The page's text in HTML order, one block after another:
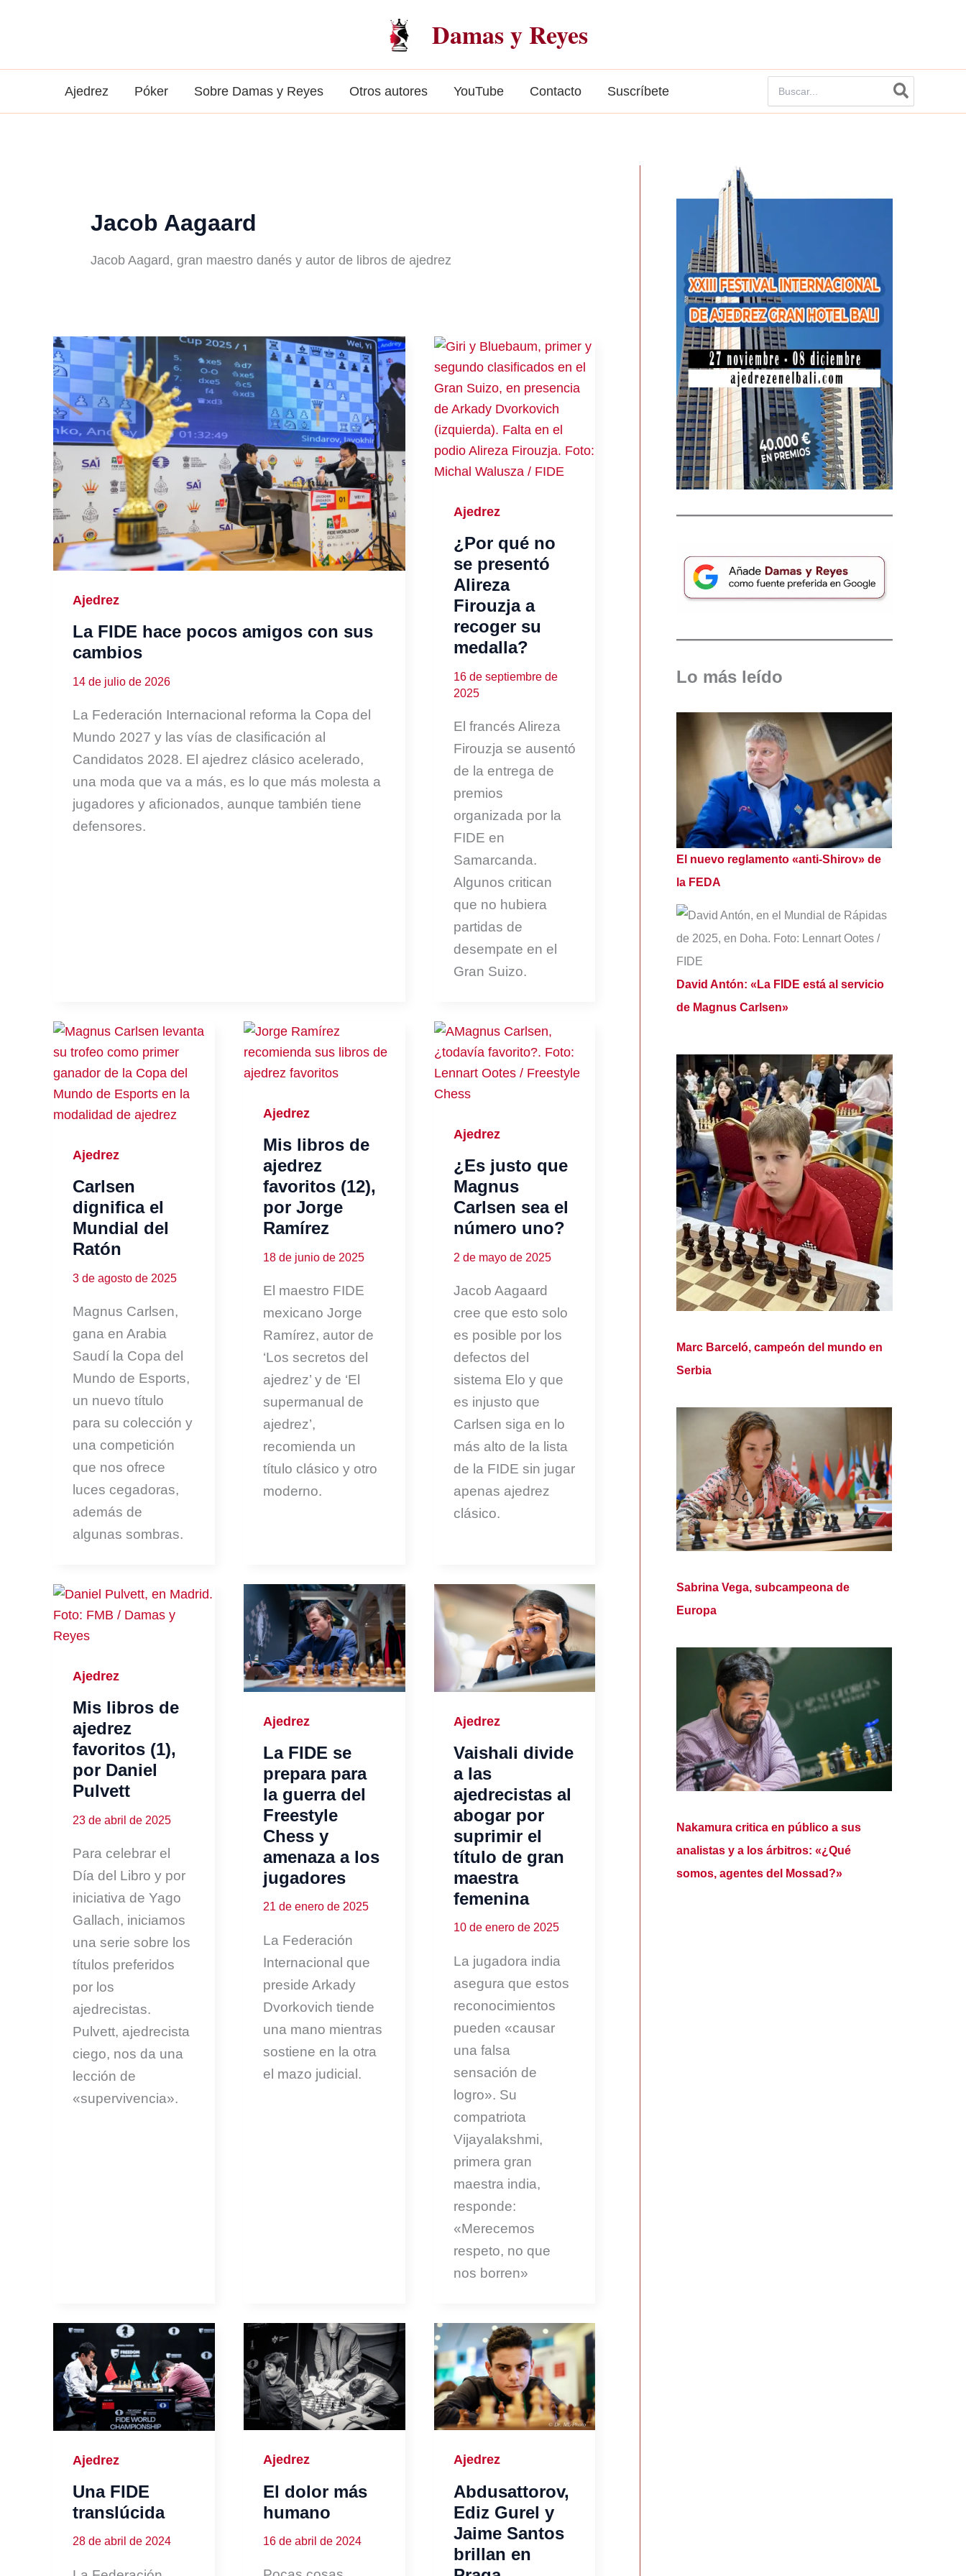
Damas y Reyes
Ajedrez Póker Sobre Damas y Reyes Otros autores YouTube Contacto Suscríbete
por:
Jacob Aagaard
Jacob Aagard, gran maestro danés y autor de libros de ajedrez
Ajedrez
La FIDE hace pocos amigos con sus
cambios
14 de julio de 2026
La Federación Internacional reforma la Copa del
Mundo 2027 y las vías de clasificación al
Candidatos 2028. El ajedrez clásico acelerado,
una moda que va a más, es lo que más molesta a
jugadores y aficionados, aunque también tiene
defensores.
Ajedrez
¿Por qué no
se presentó
Alireza
Firouzja a
recoger su
medalla?
16 de septiembre de
2025
El francés Alireza
Firouzja se ausentó
de la entrega de
premios
organizada por la
FIDE en
Samarcanda.
Algunos critican
que no hubiera
partidas de
desempate en el
Gran Suizo.
Ajedrez
Carlsen
dignifica el
Mundial del
Ratón
3 de agosto de 2025
Magnus Carlsen,
gana en Arabia
Saudí la Copa del
Mundo de Esports,
un nuevo título
para su colección y
una competición
que nos ofrece
luces cegadoras,
además de
algunas sombras.
Ajedrez
Mis libros de
ajedrez
favoritos (12),
por Jorge
Ramírez
18 de junio de 2025
El maestro FIDE
mexicano Jorge
Ramírez, autor de
‘Los secretos del
ajedrez’ y de ‘El
supermanual de
ajedrez’,
recomienda un
título clásico y otro
moderno.
Ajedrez
¿Es justo que
Magnus
Carlsen sea el
número uno?
2 de mayo de 2025
Jacob Aagaard
cree que esto solo
es posible por los
defectos del
sistema Elo y que
es injusto que
Carlsen siga en lo
más alto de la lista
de la FIDE sin jugar
apenas ajedrez
clásico.
Ajedrez
Mis libros de
ajedrez
favoritos (1),
por Daniel
Pulvett
23 de abril de 2025
Para celebrar el
Día del Libro y por
iniciativa de Yago
Gallach, iniciamos
una serie sobre los
títulos preferidos
por los
ajedrecistas.
Pulvett, ajedrecista
ciego, nos da una
lección de
«supervivencia».
Ajedrez
La FIDE se
prepara para
la guerra del
Freestyle
Chess y
amenaza a los
jugadores
21 de enero de 2025
La Federación
Internacional que
preside Arkady
Dvorkovich tiende
una mano mientras
sostiene en la otra
el mazo judicial.
Ajedrez
Vaishali divide
a las
ajedrecistas al
abogar por
suprimir el
título de gran
maestra
femenina
10 de enero de 2025
La jugadora india
asegura que estos
reconocimientos
pueden «causar
una falsa
sensación de
logro». Su
compatriota
Vijayalakshmi,
primera gran
maestra india,
responde:
«Merecemos
respeto, no que
nos borren»
Ajedrez
Una FIDE
translúcida
28 de abril de 2024
Ajedrez
El dolor más
humano
16 de abril de 2024
Ajedrez
Abdusattorov,
Ediz Gurel y
Jaime Santos
brillan en
Lo más leído
El nuevo reglamento «anti-Shirov» de
la FEDA
David Antón: «La FIDE está al servicio
de Magnus Carlsen»
Marc Barceló, campeón del mundo en
Serbia
Sabrina Vega, subcampeona de
Europa
Nakamura critica en público a sus
analistas y a los árbitros: «¿Qué
somos, agentes del Mossad?»